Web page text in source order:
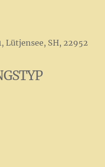
Lütjensee, SH, 22952